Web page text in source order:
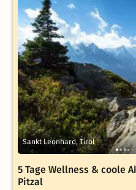
Sankt Leonhard, Tirol
5 Tage Wellness & coole
Pitzal